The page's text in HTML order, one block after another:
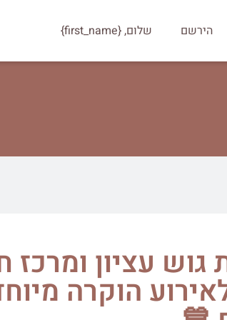
הירשם שלום, {first_name}
עציון ומרכז
הוקרה